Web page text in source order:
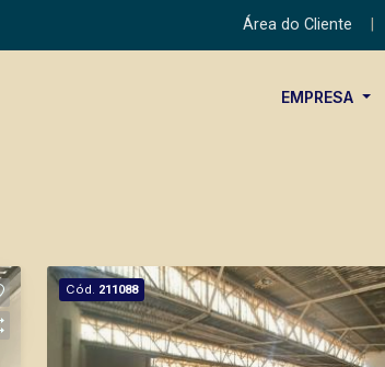
Área do Cliente
EMPRESA
Cód. 211088